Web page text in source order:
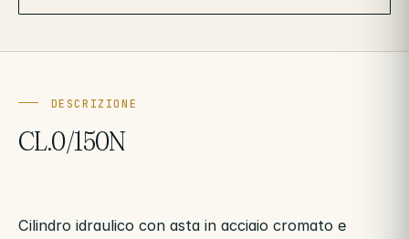
DESCRIZIONE
CL.0/150N
Cilindro idraulico con asta in acciaio cromato e